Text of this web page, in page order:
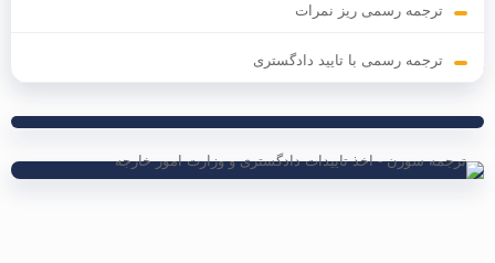
ترجمه رسمی ریز نمرات
ترجمه رسمی با تایید دادگستری